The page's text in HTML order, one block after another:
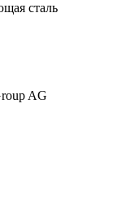
сталь
AG